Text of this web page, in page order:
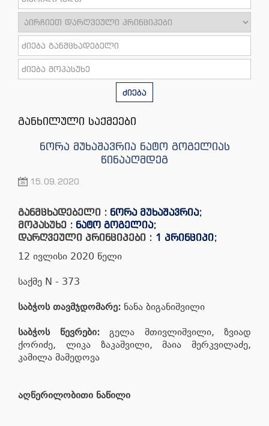
ძიება
განხილული საქმეები
ნორა მუხაშავრია ნატო გოგელიას
წინააღმდეგ
15.09.2020
განმცხადებელი : ნორა მუხაშავრია;
მოპასუხე : ნატო გოგელია;
დარღვეული პრინციპები : 1 პრინციპი;
12 ივლისი 2020 წელი
საქმე N - 373
საბჭოს თავმჯდომარე: ნანა ბიგანიშვილი
საბჭოს წევრები:გელა მთივლიშვილი, ზვიად
ქორიძე, ლიკა ზაკაშვილი, მაია მერკვილაძე,
კამილა მამედოვა
აღწერილობითი ნაწილი